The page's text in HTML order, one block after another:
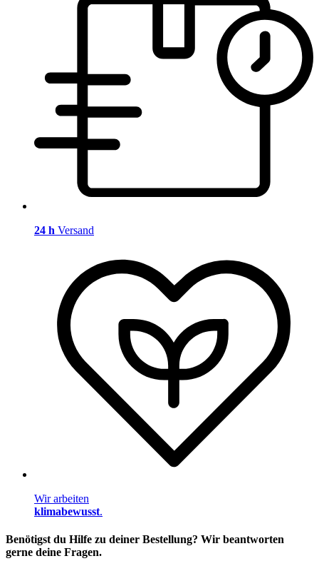
24 h Versand
Wir arbeiten
klimabewusst.
Benötigst du Hilfe zu deiner Bestellung? Wir beantworten
gerne deine Fragen.